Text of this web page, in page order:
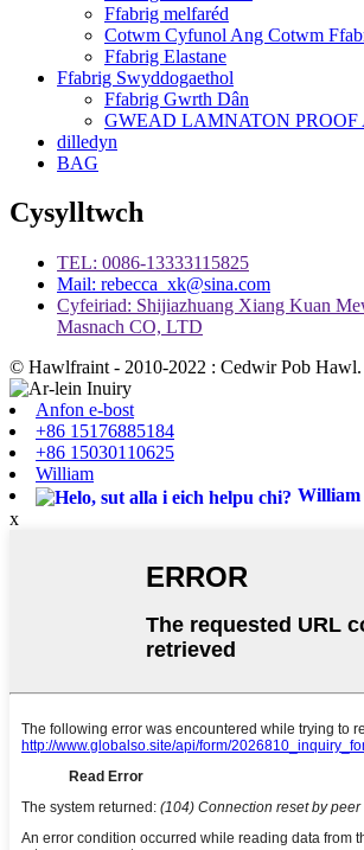
Ffabrig melfaréd
Cotwm Cyfunol Ang Cotwm
Ffabrig Elastane
Ffabrig Swyddogaethol
Ffabrig Gwrth Dân
GWEAD LAMNATON PROOF
dilledyn
BAG
Cysylltwch
TEL: 0086-13333115825
Mail: rebecca_xk@sina.com
Cyfeiriad: Shijiazhuang Xiang Kuan
Masnach CO, LTD
© Hawlfraint - 2010-2022 : Cedwir Pob Hawl.
Anfon e-bost
+86 15176885184
+86 15030110625
William
William
x